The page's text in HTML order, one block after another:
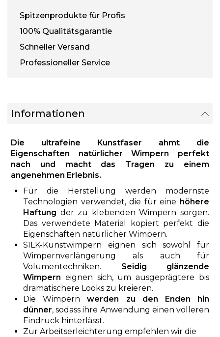
Spitzenprodukte für Profis
100% Qualitätsgarantie
Schneller Versand
Professioneller Service
Informationen
Die ultrafeine Kunstfaser ahmt die
Eigenschaften natürlicher Wimpern perfekt
nach und macht das Tragen zu einem
angenehmen Erlebnis.
Für die Herstellung werden modernste
Technologien verwendet, die für eine höhere
Haftung der zu klebenden Wimpern sorgen.
Das verwendete Material kopiert perfekt die
Eigenschaften natürlicher Wimpern.
SILK-Kunstwimpern eignen sich sowohl für
Wimpernverlängerung als auch für
Volumentechniken. Seidig glänzende
Wimpern eignen sich, um ausgeprägtere bis
dramatischere Looks zu kreieren.
Die Wimpernwerden zu den Enden hin
dünner, sodass ihre Anwendung einen volleren
Eindruck hinterlässt.
Zur Arbeitserleichterung empfehlen wir die